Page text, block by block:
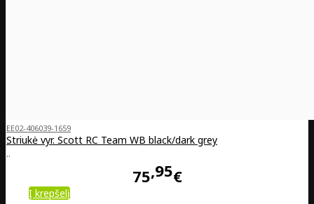
EE02-406039-1659
Striukė vyr. Scott RC Team WB black/dark grey
..
75 95€
Į krepšelį